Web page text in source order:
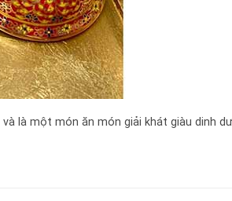
là một món ăn món giải khát giàu dinh